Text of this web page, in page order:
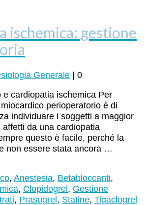
ischemica: gestione
Generale | 0
e cardiopatia ischemica Per
perioperatorio è di
individuare i soggetti a maggior
da una cardiopatia
questo è facile, perché la
non essere stata ancora …
, Anestesia, Betabloccanti,
, Clopidogrel, Gestione
, Prasugrel, Statine, Tigaclogrel